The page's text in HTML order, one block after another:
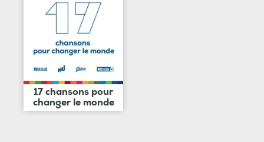
17 chansons pour
changer le monde